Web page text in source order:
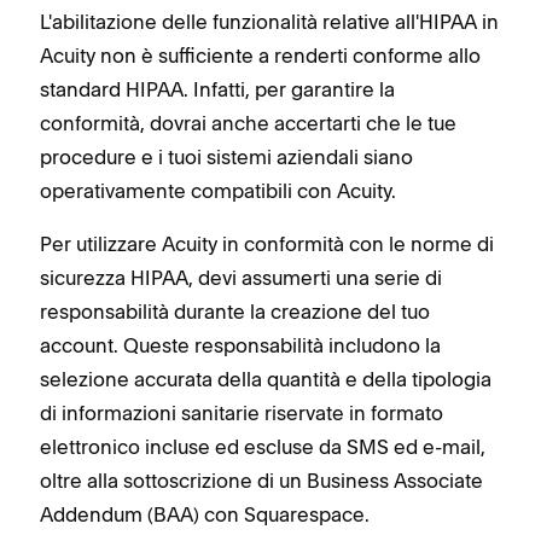
L'abilitazione delle funzionalità relative all'HIPAA in
Acuity non è sufficiente a renderti conforme allo
standard HIPAA. Infatti, per garantire la
conformità, dovrai anche accertarti che le tue
procedure e i tuoi sistemi aziendali siano
operativamente compatibili con Acuity.
Per utilizzare Acuity in conformità con le norme di
sicurezza HIPAA, devi assumerti una serie di
responsabilità durante la creazione del tuo
account. Queste responsabilità includono la
selezione accurata della quantità e della tipologia
di informazioni sanitarie riservate in formato
elettronico incluse ed escluse da SMS ed e-mail,
oltre alla sottoscrizione di un Business Associate
Addendum (BAA) con Squarespace.